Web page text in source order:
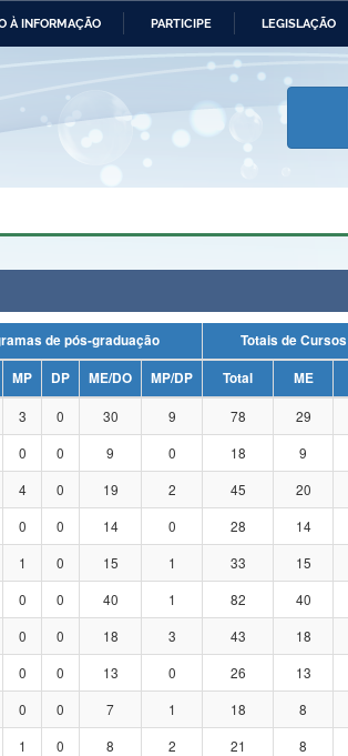
À INFORMAÇÃO PARTICIPE LEGISLAÇÃO
Ministério da Economia
e dos Direitos Humanos
Brasil Planalto
Total de Programas de pós-graduação
Totais de
MP DP ME/DO MP/DP Total ME
3 0 30 9 78 29
0 0 9 0 18 9
4 0 19 2 45 20
0 0 14 0 28 14
1 0 15 1 33 15
0 0 40 1 82 40
0 0 18 3 43 18
0 0 13 0 26 13
0 0 7 1 18 8
1 0 8 2 21 8